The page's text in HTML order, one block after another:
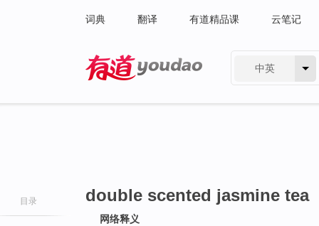
词典 翻译 有道精品课 云笔记
中英
目录 double scented jasmine tea
网络释义